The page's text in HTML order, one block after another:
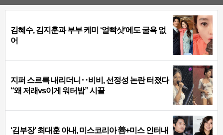
김혜수, 김지훈과 부부 케미 ‘얼빡샷’에도 굴욕 없
어
지퍼 스르륵 내리더니‥비비, 선정성 논란 터졌다
“왜 저래vs이게 워터밤” 시끌
‘김부장’ 최대훈 아내, 미스코리아 善+미스 인터내